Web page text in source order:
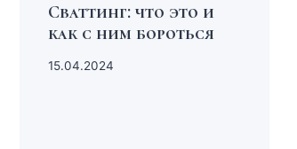
Сваттинг: что это и
как с ним бороться
15.04.2024